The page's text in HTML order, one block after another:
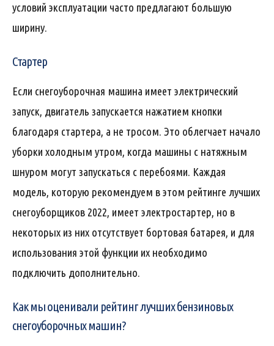
условий эксплуатации часто предлагают большую
ширину.
Стартер
Если снегоуборочная машина имеет электрический
запуск, двигатель запускается нажатием кнопки
благодаря стартера, а не тросом. Это облегчает начало
уборки холодным утром, когда машины с натяжным
шнуром могут запускаться с перебоями. Каждая
модель, которую рекомендуем в этом рейтинге лучших
снегоуборщиков 2022, имеет электростартер, но в
некоторых из них отсутствует бортовая батарея, и для
использования этой функции их необходимо
подключить дополнительно.
Как мы оценивали рейтинг лучших бензиновых
снегоуборочных машин?